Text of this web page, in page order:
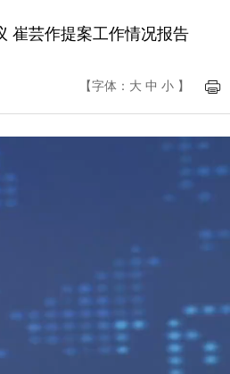
崔芸作提案工作情况报告
【字体： 大 中 小 】